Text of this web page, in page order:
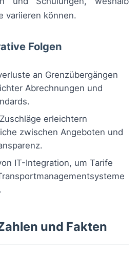
variieren können.
Folgen
an Grenzübergängen
Abrechnungen und
erleichtern
zwischen Angeboten und
IT-Integration, um Tarife
und Fakten